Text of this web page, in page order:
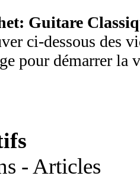
Guitare
ci-dessous des
pour démarrer la
- Articles